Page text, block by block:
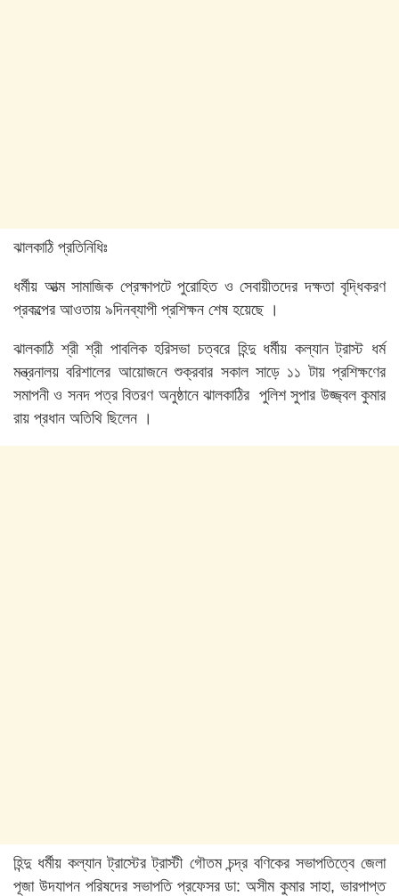
‎‎ঝালকাঠি প্রতিনিধিঃ
ধর্মীয় আত্ম সামাজিক প্রেক্ষাপটে পুরোহিত ও সেবায়ীতদের দক্ষতা বৃদ্ধিকরণ
প্রকল্পের আওতায় ৯দিনব্যাপী প্রশিক্ষন শেষ হয়েছে ।
ঝালকাঠি শ্রী শ্রী পাবলিক হরিসভা চত্বরে হিন্দু ধর্মীয় কল্যান ট্রাস্ট ধর্ম
মন্ত্রনালয় বরিশালের আয়োজনে শুক্রবার সকাল সাড়ে ১১ টায় প্রশিক্ষণের
সমাপনী ও সনদ পত্র বিতরণ অনুষ্ঠানে ঝালকাঠির পুলিশ সুপার উজ্জ্বল কুমার
রায় প্রধান অতিথি ছিলেন ।
হিন্দু ধর্মীয় কল্যান ট্রাস্টের ট্রাস্টী গৌতম চন্দ্র বণিকের সভাপতিত্বে জেলা
পূজা উদযাপন পরিষদের সভাপতি প্রফেসর ডা: অসীম কুমার সাহা, ভারপাপ্ত